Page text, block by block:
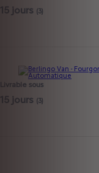
15 jours (3)
Livrable sous
15 jours (3)